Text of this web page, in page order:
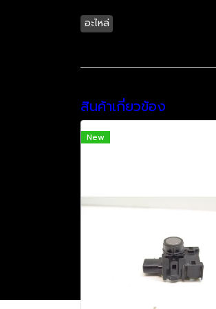
อะไหล่
สินค้าเกี่ยวข้อง
New